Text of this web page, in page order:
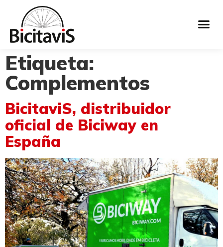
Etiqueta:
Complementos
BicitaviS, distribuidor
oficial de Biciway en
España